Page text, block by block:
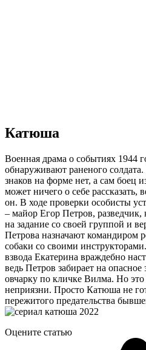
Катюша
Военная драма о событиях 1944
обнаруживают раненого
знаков на форме нет, а сам боец
может ничего о себе рассказать,
он. В ходе проверки особисты
– майор Егор Петров,
на задание со своей группой и
Петрова назначают командиром
собаки со своими
взвода Екатерина враждебно
ведь Петров забирает на
овчарку по кличке Вилма. Но
неприязни. Просто Катюша не
пережитого предательства
Оцените статью